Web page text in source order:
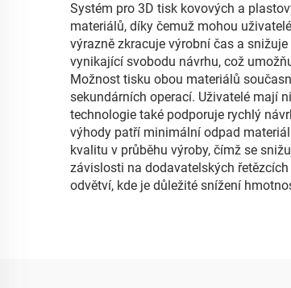
Systém pro 3D tisk kovových a
materiálů, díky čemuž mohou
výrazně zkracuje výrobní čas a
vynikající svobodu návrhu, což
Možnost tisku obou materiálů
sekundárních operací. Uživatelé mají
technologie také podporuje rychlý
výhody patří minimální odpad
kvalitu v průběhu výroby, čímž se
závislosti na dodavatelských
odvětví, kde je důležité snížení